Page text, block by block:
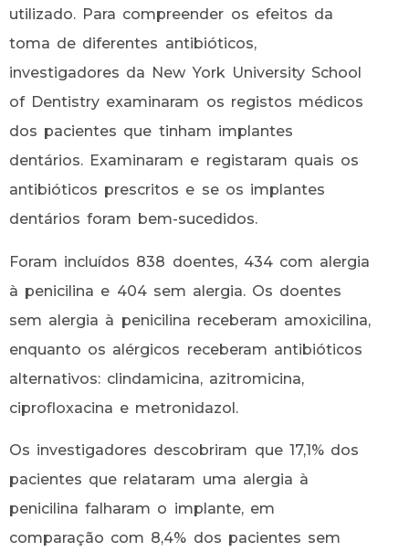
utilizado. Para compreender os efeitos da
toma de diferentes antibióticos,
investigadores da New York University School
of Dentistry examinaram os registos médicos
dos pacientes que tinham implantes
dentários. Examinaram e registaram quais os
antibióticos prescritos e se os implantes
dentários foram bem-sucedidos.
Foram incluídos 838 doentes, 434 com alergia
à penicilina e 404 sem alergia. Os doentes
sem alergia à penicilina receberam amoxicilina,
enquanto os alérgicos receberam antibióticos
alternativos: clindamicina, azitromicina,
ciprofloxacina e metronidazol.
Os investigadores descobriram que 17,1% dos
pacientes que relataram uma alergia à
penicilina falharam o implante, em
comparação com 8,4% dos pacientes sem